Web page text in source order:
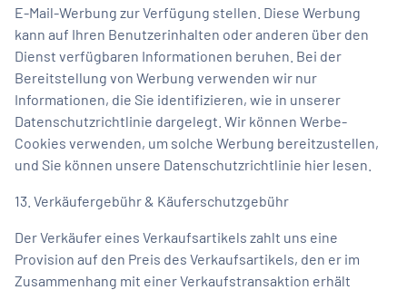
E-Mail-Werbung zur Verfügung stellen. Diese Werbung
kann auf Ihren Benutzerinhalten oder anderen über den
Dienst verfügbaren Informationen beruhen. Bei der
Bereitstellung von Werbung verwenden wir nur
Informationen, die Sie identifizieren, wie in unserer
Datenschutzrichtlinie dargelegt. Wir können Werbe-
Cookies verwenden, um solche Werbung bereitzustellen,
und Sie können unsere Datenschutzrichtlinie hier lesen.
13. Verkäufergebühr & Käuferschutzgebühr
Der Verkäufer eines Verkaufsartikels zahlt uns eine
Provision auf den Preis des Verkaufsartikels, den er im
Zusammenhang mit einer Verkaufstransaktion erhält